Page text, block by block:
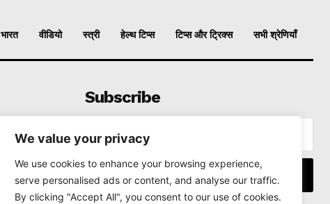
We value your privacy
We use cookies to enhance your browsing experience,
serve personalised ads or content, and analyse our traffic.
By clicking "Accept All", you consent to our use of cookies.
भारत वीडियो स्त्री हेल्थ टिप्स टिप्स और ट्रिक्स सभी श्रेणियाँ
Subscribe
I WANT IN